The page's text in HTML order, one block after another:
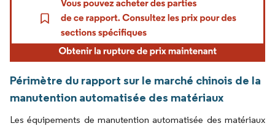
Périmètre du rapport sur le marché chinois de la
manutention automatisée des matériaux
Les équipements de manutention automatisée des matériaux